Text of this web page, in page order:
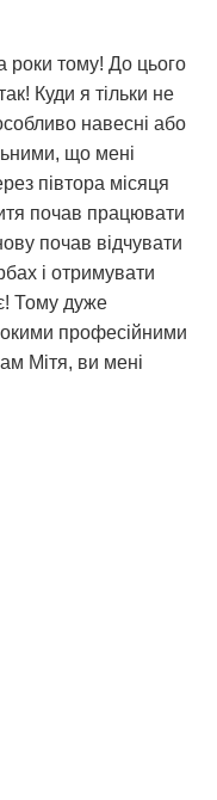
роки тому! До цього
Куди я тільки не
навесні або
що мені
півтора місяця
почав працювати
почав відчувати
і отримувати
Тому дуже
професійними
Мітя, ви мені